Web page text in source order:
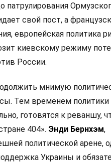
патрулирования
свой пост, а
европейская политика
киевскому режиму
России.
мнимую
Тем временем политики
готовятся к реваншу,
404». Энди Бернхэм,
политической арене,
Украины и